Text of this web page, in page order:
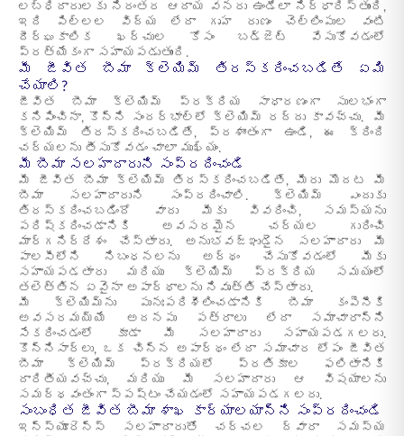
లబ్ధిదారులకు నిరంతర ఆదాయ వనరు ఉండేలా నిర్ధారిస్తుంది,
ఇది పిల్లల విద్య లేదా గృహ రుణం చెల్లింపుల వంటి
దీర్ఘకాలిక ఖర్చుల కోసం బడ్జెట్ వేసుకోవడంలో
ప్రత్యేకంగా సహాయపడుతుంది.
మీ జీవిత బీమా క్లెయిమ్ తిరస్కరించబడితే ఏమి
చేయాలి?
జీవిత బీమా క్లెయిమ్ ప్రక్రియ సాధారణంగా సులభంగా
కనిపించినా, కొన్ని సందర్భాల్లో క్లెయిమ్ రద్దు కావచ్చు. మీ
క్లెయిమ్ తిరస్కరించబడితే, ప్రశాంతంగా ఉండి, ఈ క్రింది
చర్యలను తీసుకోవడం చాలా ముఖ్యం.
మీ బీమా సలహాదారుని సంప్రదించండి
మీ జీవిత బీమా క్లెయిమ్ తిరస్కరించబడితే, మీరు మొదట మీ
బీమా సలహాదారుని సంప్రదించాలి. క్లెయిమ్ ఎందుకు
తిరస్కరించబడిందో వారు మీకు వివరించి, సమస్యను
పరిష్కరించడానికి అవసరమైన చర్యల గురించి
మార్గనిర్దేశం చేస్తారు. అనుభవజ్ఞుడైన సలహాదారు మీ
పాలసీలోని నిబంధనలను అర్థం చేసుకోవడంలో మీకు
సహాయపడతారు మరియు క్లెయిమ్ ప్రక్రియ సమయంలో
తలెత్తిన ఏవైనా అపార్థాలను నివృత్తి చేస్తారు.
మీ క్లెయిమ్‌ను పునఃపరిశీలించడానికి బీమా కంపెనీకి
అవసరమయ్యే అదనపు పత్రాలు లేదా సమాచారాన్ని
సేకరించడంలో కూడా మీ సలహాదారు సహాయపడగలరు.
కొన్నిసార్లు, ఒక చిన్న అపార్థం లేదా సమాచార లోపం జీవిత
బీమా క్లెయిమ్ ప్రక్రియలో ప్రతికూల ఫలితానికి
దారితీయవచ్చు, మరియు మీ సలహాదారు ఆ విషయాలను
సమర్థవంతంగా స్పష్టం చేయడంలో సహాయపడగలరు.
సంబంధిత జీవిత బీమా శాఖ కార్యాలయాన్ని సంప్రదించండి
ఇన్స్యూరెన్స్ సలహాదారుతో చర్చల ద్వారా సమస్య